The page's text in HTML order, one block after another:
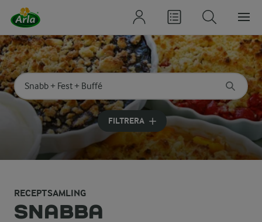
Sök på kategori eller ingrediens
Skriv in sökord för att få förslag
FILTRERA
RECEPTSAMLING
SNABBA